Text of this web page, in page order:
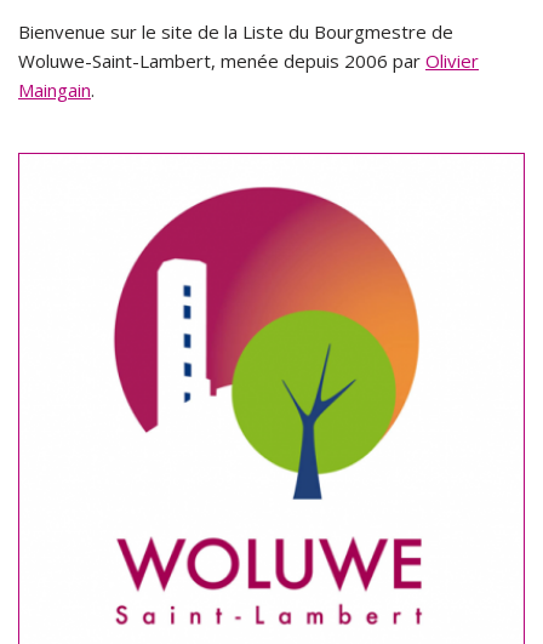
Bienvenue sur le site de la Liste du Bourgmestre de
Woluwe-Saint-Lambert, menée depuis 2006 par Olivier
Maingain.